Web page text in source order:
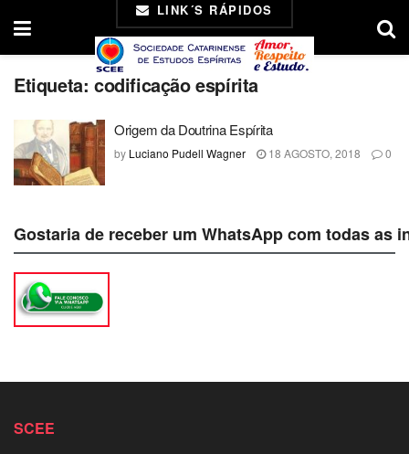
LINK´S RÁPIDOS
Etiqueta: codificação espírita
Origem da Doutrina Espírita
by Luciano Pudell Wagner 18 AGOSTO, 2018 0
Gostaria de receber um WhatsApp com todas
SCEE